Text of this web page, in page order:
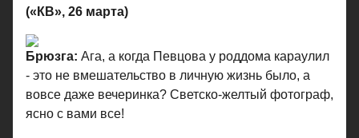
(«КВ», 26 марта)
Брюзга: Ага, а когда Певцова у роддома караулил
- это не вмешательство в личную жизнь было, а
вовсе даже вечеринка? Светско-желтый фотограф,
ясно с вами все!